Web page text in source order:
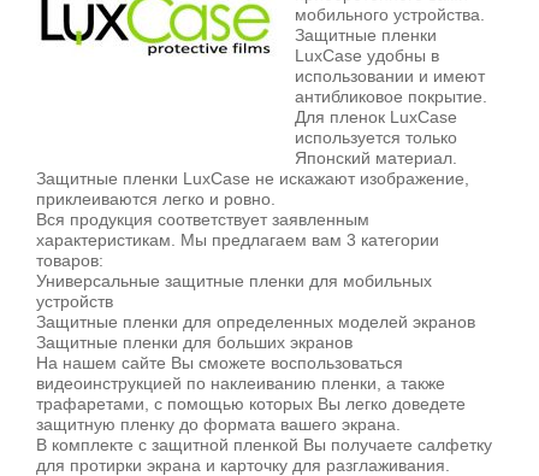
мобильного устройства.
Защитные пленки
LuxCase удобны в
использовании и имеют
антибликовое покрытие.
Для пленок LuxCase
используется только
Японский материал.
Защитные пленки LuxCase не искажают изображение,
приклеиваются легко и ровно.
Вся продукция соответствует заявленным
характеристикам. Мы предлагаем вам 3 категории
товаров:
Универсальные защитные пленки для мобильных
устройств
Защитные пленки для определенных моделей экранов
Защитные пленки для больших экранов
На нашем сайте Вы сможете воспользоваться
видеоинструкцией по наклеиванию пленки, а также
трафаретами, с помощью которых Вы легко доведете
защитную пленку до формата вашего экрана.
В комплекте с защитной пленкой Вы получаете салфетку
для протирки экрана и карточку для разглаживания.